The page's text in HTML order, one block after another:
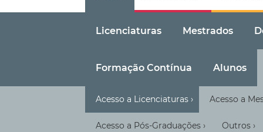
Licenciaturas Mestrados
Formação Contínua Alunos
Acesso a Licenciaturas › Acesso a
Acesso a Pós-Graduações › Outros ›